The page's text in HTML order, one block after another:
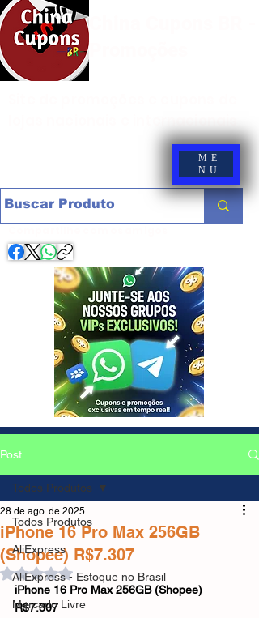
ME
NU
Post
Todos Produtos
AliExpress
AliExpress - Estoque no Brasil
Mercado Livre
Todos Produtos
iPhone 16 Pro Max 256GB
(Shopee) R$7.307
28 de ago. de 2025
Avaliado com NaN de 5 estrelas.
iPhone 16 Pro Max 256GB (Shopee)
R$7.307